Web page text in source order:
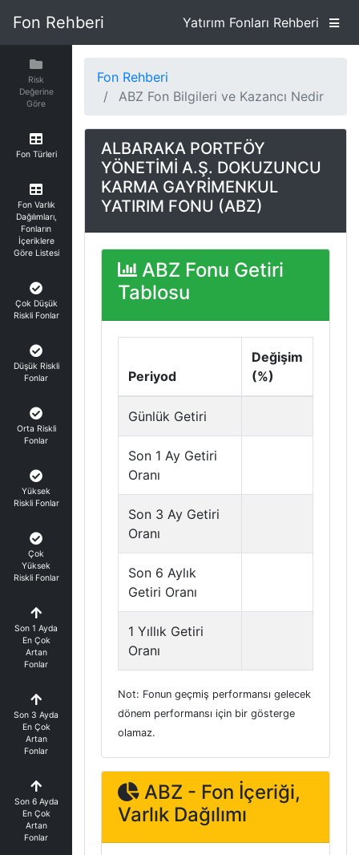
Fon Rehberi Yatırım Fonları Rehberi
Risk
Değerine
Göre
Fon Türleri
Fon Varlık
Dağılımları,
Fonların
İçeriklere
Göre Listesi
Çok Düşük
Riskli Fonlar
Düşük Riskli
Fonlar
Orta Riskli
Fonlar
Yüksek
Riskli Fonlar
Çok
Yüksek
Riskli Fonlar
Son 1 Ayda
En Çok
Artan
Fonlar
Son 3 Ayda
En Çok
Artan
Fonlar
Son 6 Ayda
En Çok
Artan
Fonlar
Fon Rehberi
ABZ Fon Bilgileri ve Kazancı Nedir
ALBARAKA PORTFÖY
YÖNETİMİ A.Ş. DOKUZUNCU
KARMA GAYRİMENKUL
YATIRIM FONU (ABZ)
ABZ Fonu Getiri
Tablosu
Periyod
Değişim
(%)
Günlük Getiri
Son 1 Ay Getiri
Oranı
Son 3 Ay Getiri
Oranı
Son 6 Aylık
Getiri Oranı
1 Yıllık Getiri
Oranı
Not: Fonun geçmiş performansı gelecek
dönem performansı için bir gösterge
olamaz.
ABZ - Fon İçeriği,
Varlık Dağılımı